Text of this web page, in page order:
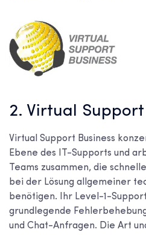
2. Virtual Support
Virtual Support Business
Ebene des IT-Supports und
Teams zusammen, die
bei der Lösung allgemeiner
benötigen. Ihr Level-1-
grundlegende
und Chat-Anfragen. Die Art